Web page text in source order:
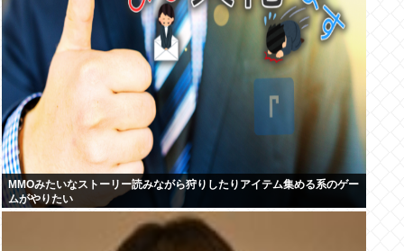
MMOみたいなストーリー読みながら狩りしたりアイテム集める系のゲー
ムがやりたい